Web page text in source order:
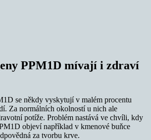
PPM1D mívají i zdraví
se někdy vyskytují v malém procentu
Za normálních okolností u nich ale
potíže. Problém nastává ve chvíli, kdy
objeví například v kmenové buňce
za tvorbu krve.